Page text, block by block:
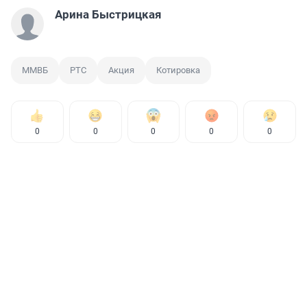
Арина Быстрицкая
ММВБ РТС Акция Котировка
0 0 0 0 0